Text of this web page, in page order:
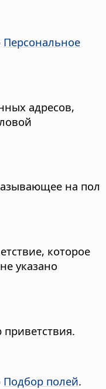
Персональное
адресов,
на пол
которое
указано
Подбор полей.